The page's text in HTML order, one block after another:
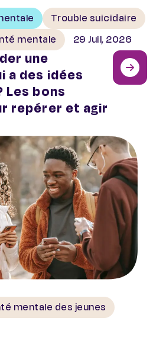
Trouble suicidaire
mentale
29 Juil, 2026
une
a des idées
Les bons
repérer et agir
mentale des jeunes
au lycée : décryptage de